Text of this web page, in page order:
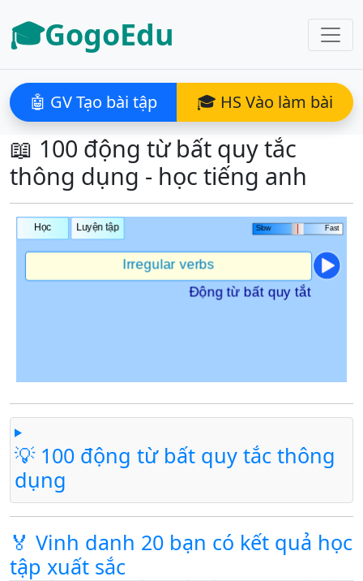
🎓GogoEdu
🤖 GV Tạo bài tập 🎓 HS Vào làm bài
📖 100 động từ bất quy tắc
thông dụng - học tiếng anh
💡 100 động từ bất quy tắc thông
dụng
🏅 Vinh danh 20 bạn có kết quả học
tập xuất sắc